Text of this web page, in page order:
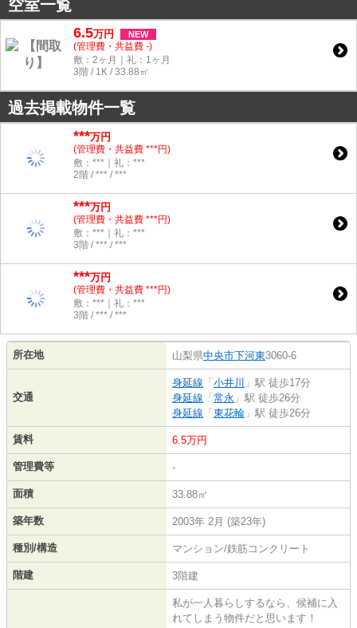
空室一覧
6.5万円 NEW
(管理費・共益費 -)
敷：2ヶ月｜礼：1ヶ月
3階 / 1K / 33.88㎡
過去掲載物件一覧
***万円
(管理費・共益費 ***円)
敷：***｜礼：***
2階 / *** / ***
***万円
(管理費・共益費 ***円)
敷：***｜礼：***
3階 / *** / ***
***万円
(管理費・共益費 ***円)
敷：***｜礼：***
3階 / *** / ***
所在地 山梨県中央市下河東3060-6
交通
身延線 「 小井川 」駅 徒歩17分
身延線 「 常永 」駅 徒歩26分
身延線 「 東花輪 」駅 徒歩26分
賃料 6.5万円
管理費等 -
面積 33.88㎡
築年数 2003年 2月 (築23年)
種別/構造 マンション/鉄筋コンクリート
階建 3階建
私が一人暮らしするなら、候補に入
れてしまう物件だと思います！